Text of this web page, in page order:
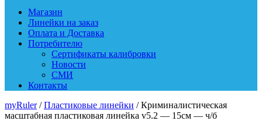
Магазин
Линейки на заказ
Оплата и Доставка
Потребителю
Сертификаты калибровки
Новости
СМИ
Контакты
myRuler/Пластиковые линейки / Криминалистическая
масштабная пластиковая линейка v5.2 — 15см — ч/б